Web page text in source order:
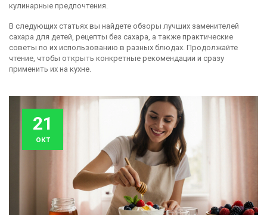
кулинарные предпочтения.
В следующих статьях вы найдете обзоры лучших заменителей
сахара для детей, рецепты без сахара, а также практические
советы по их использованию в разных блюдах. Продолжайте
чтение, чтобы открыть конкретные рекомендации и сразу
применить их на кухне.
21
окт